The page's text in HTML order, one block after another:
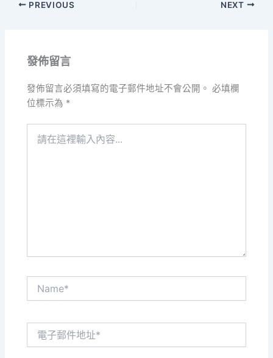
PREVIOUS NEXT
發佈留言
發佈留言必須填寫的電子郵件地址不會公開。 必填欄
位標示為 *